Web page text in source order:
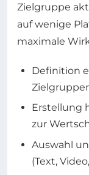
Zielgruppe
auf wenige
maximale
Definition
Erstellung
zur
Auswahl
(Text,